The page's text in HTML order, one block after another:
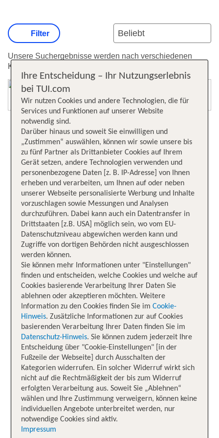
Unsere Suchergebnisse werden nach verschiedenen
Kriterien sortiert.
Filter
Ihre Entscheidung – Ihr Nutzungserlebnis
bei TUI.com
Wir nutzen Cookies und andere Technologien, die für
Services und Funktionen auf unserer Website
notwendig sind.
Darüber hinaus und soweit Sie einwilligen und
„Zustimmen“ auswählen, können wir sowie unsere bis
zu fünf Partner als Drittanbieter Cookies auf Ihrem
Gerät setzen, andere Technologien verwenden und
personenbezogene Daten [z. B. IP-Adresse] von Ihnen
erheben und verarbeiten, um Ihnen auf oder neben
unserer Webseite personalisierte Werbung und Inhalte
vorzuschlagen sowie Messungen und Analysen
durchzuführen. Dabei kann auch ein Datentransfer in
Drittstaaten [z.B. USA] möglich sein, wo vom EU-
Datenschutzniveau abgewichen werden kann und
Zugriffe von dortigen Behörden nicht ausgeschlossen
werden können.
Sie können mehr Informationen unter "Einstellungen"
finden und entscheiden, welche Cookies und welche auf
Cookies basierende Verarbeitung Ihrer Daten Sie
ablehnen oder akzeptieren möchten. Weitere
Information zu den Cookies finden Sie im Cookie-
Hinweis. Zusätzliche Informationen zur auf Cookies
basierenden Verarbeitung Ihrer Daten finden Sie im
Datenschutz-Hinweis. Sie können zudem jederzeit Ihre
Entscheidung über "Cookie-Einstellungen" [in der
Fußzeile der Webseite] durch Ausschalten der
Kategorien widerrufen. Ein solcher Widerruf wirkt sich
nicht auf die Rechtmäßigkeit der bis zum Widerruf
erfolgten Verarbeitung aus. Soweit Sie „Ablehnen“
wählen und Ihre Zustimmung verweigern, können keine
individuellen Angebote unterbreitet werden, nur
notwendige Cookies sind aktiv.
Impressum